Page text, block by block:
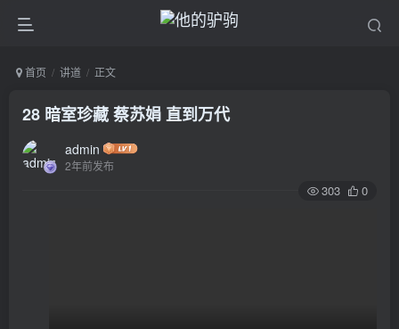
首页 讲道 正文
28 暗室珍藏 蔡苏娟 直到万代
admin
2年前发布
303 0